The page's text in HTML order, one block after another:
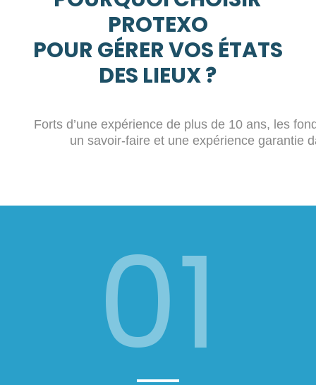
PROTEXO
POUR GÉRER VOS ÉTATS
DES LIEUX ?
Forts d’une expérience de plus de 10 ans, les
un savoir-faire et une expérience garantie
01